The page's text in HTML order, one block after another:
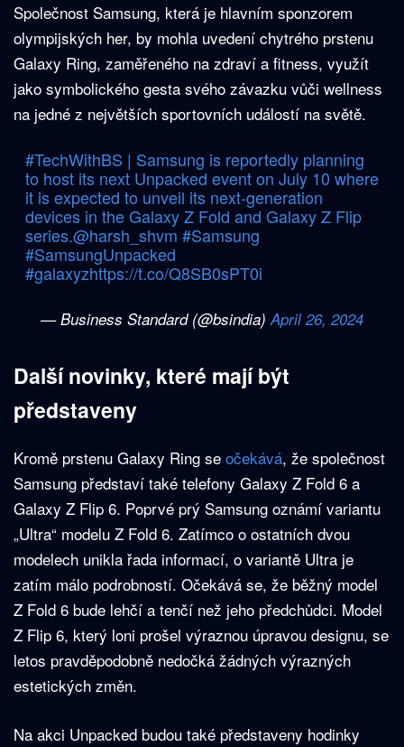
Společnost Samsung, která je hlavním sponzorem
olympijských her, by mohla uvedení chytrého prstenu
Galaxy Ring, zaměřeného na zdraví a fitness, využít
jako symbolického gesta svého závazku vůči wellness
na jedné z největších sportovních událostí na světě.
#TechWithBS | Samsung is reportedly planning
to host its next Unpacked event on July 10 where
it is expected to unveil its next-generation
devices in the Galaxy Z Fold and Galaxy Z Flip
series.@harsh_shvm #Samsung
#SamsungUnpacked
#galaxyzhttps://t.co/Q8SB0sPT0i
— Business Standard (@bsindia)April 26, 2024
Další novinky, které mají být
představeny
Kromě prstenu Galaxy Ring se očekává, že společnost
Samsung představí také telefony Galaxy Z Fold 6 a
Galaxy Z Flip 6. Poprvé prý Samsung oznámí variantu
„Ultra“ modelu Z Fold 6. Zatímco o ostatních dvou
modelech unikla řada informací, o variantě Ultra je
zatím málo podrobností. Očekává se, že běžný model
Z Fold 6 bude lehčí a tenčí než jeho předchůdci. Model
Z Flip 6, který loni prošel výraznou úpravou designu, se
letos pravděpodobně nedočká žádných výrazných
estetických změn.
Na akci Unpacked budou také představeny hodinky